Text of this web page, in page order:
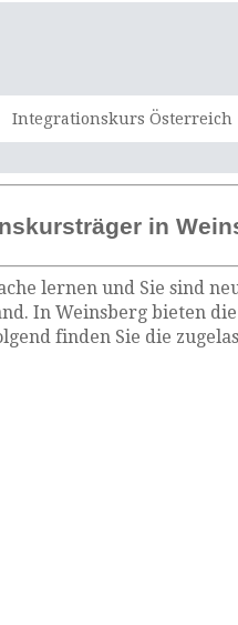
Integrationskurs Österreich
in
lernen und Sie sind
In Weinsberg bieten
finden Sie die